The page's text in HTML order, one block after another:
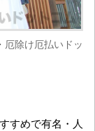
除け厄払いドッ
すめで有名・人